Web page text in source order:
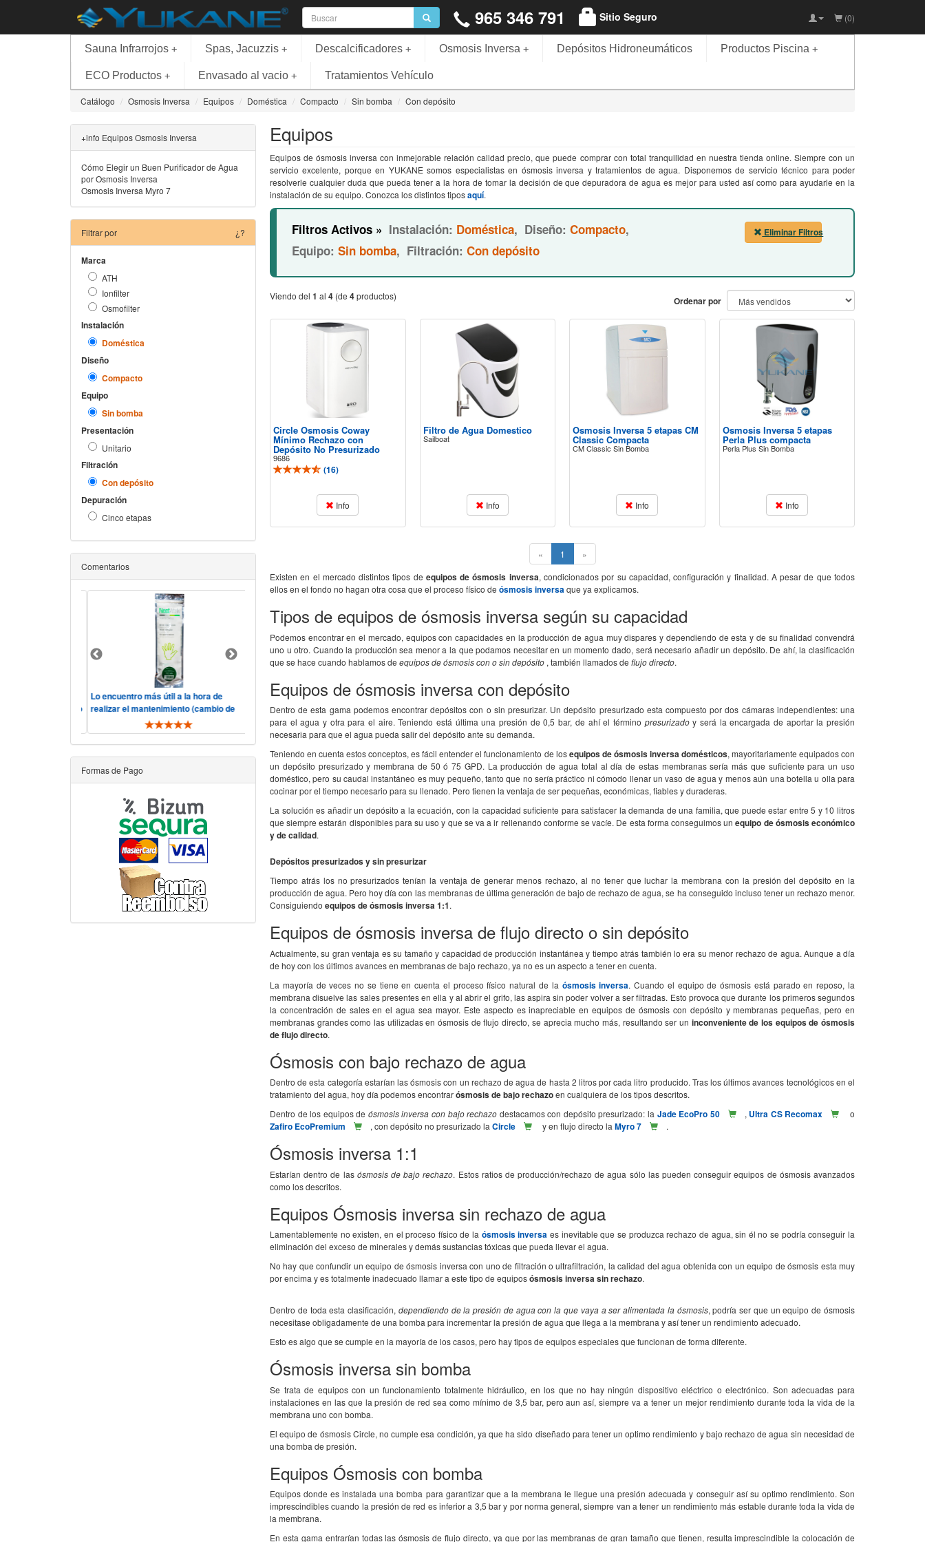
965 346 791 Sitio Seguro (0)
+
Sauna Infrarrojos +
Spas, Jacuzzis +
Descalcificadores +
Osmosis Inversa Depósitos Hidroneumáticos +
Productos Piscina
+
ECO Productos +
Envasado al vacio Tratamientos Vehículo
Catálogo Osmosis Inversa Equipos Doméstica Compacto Sin bomba Con depósito
Equipos
Equipos de ósmosis inversa con inmejorable relación calidad precio, que puede comprar con total tranquilidad en nuestra tienda online. Siempre con un
servicio excelente, porque en YUKANE somos especialistas en ósmosis inversa y tratamientos de agua. Disponemos de servicio técnico para poder
resolverle cualquier duda que pueda tener a la hora de tomar la decisión de que depuradora de agua es mejor para usted así como para ayudarle en la
instalación de su equipo. Conozca los distintos tiposaquí.
Filtros Activos » Instalación: Doméstica, Diseño: Compacto,
Equipo: Sin bomba, Filtración: Con depósito
Eliminar Filtros
Viendo del 1 al 4 (de 4productos) Ordenar por
Circle Osmosis Coway
Mínimo Rechazo con
Depósito No Presurizado
9686
(16)
Info
Filtro de Agua Domestico
Sailboat
Info
Osmosis Inversa 5 etapas CM
Classic Compacta
CM Classic Sin Bomba
Info
Osmosis Inversa 5 etapas
Perla Plus compacta
Perla Plus Sin Bomba
Info
« 1 (current)
»
Existen en el mercado distintos tipos de equipos de ósmosis inversa, condicionados por su capacidad, configuración y finalidad. A pesar de que todos
ellos en el fondo no hagan otra cosa que el proceso físico de ósmosis inversaque ya explicamos.
Tipos de equipos de ósmosis inversa según su capacidad
Podemos encontrar en el mercado, equipos con capacidades en la producción de agua muy dispares y dependiendo de esta y de su finalidad convendrá
uno u otro. Cuando la producción sea menor a la que podamos necesitar en un momento dado, será necesario añadir un depósito. De ahí, la clasificación
que se hace cuando hablamos de equipos de ósmosis con o sin depósito , también llamados de flujo directo.
Equipos de ósmosis inversa con depósito
Dentro de esta gama podemos encontrar depósitos con o sin presurizar. Un depósito presurizado esta compuesto por dos cámaras independientes: una
para el agua y otra para el aire. Teniendo está última una presión de 0,5 bar, de ahí el término presurizadoy será la encargada de aportar la presión
necesaria para que el agua pueda salir del depósito ante su demanda.
Teniendo en cuenta estos conceptos, es fácil entender el funcionamiento de losequipos de ósmosis inversa domésticos, mayoritariamente equipados con
un depósito presurizado y membrana de 50 ó 75 GPD. La producción de agua total al día de estas membranas sería más que suficiente para un uso
doméstico, pero su caudal instantáneo es muy pequeño, tanto que no sería práctico ni cómodo llenar un vaso de agua y menos aún una botella u olla para
cocinar por el tiempo necesario para su llenado. Pero tienen la ventaja de ser pequeñas, económicas, fiables y duraderas.
La solución es añadir un depósito a la ecuación, con la capacidad suficiente para satisfacer la demanda de una familia, que puede estar entre 5 y 10 litros
que siempre estarán disponibles para su uso y que se va a ir rellenando conforme se vacíe. De esta forma conseguimos unequipo de ósmosis económico
y de calidad.
Depósitos presurizados y sin presurizar
Tiempo atrás los no presurizados tenían la ventaja de generar menos rechazo, al no tener que luchar la membrana con la presión del depósito en la
producción de agua. Pero hoy día con las membranas de última generación de bajo de rechazo de agua, se ha conseguido incluso tener un rechazo menor.
Consiguiendo equipos de ósmosis inversa 1:1.
Equipos de ósmosis inversa de flujo directo o sin depósito
Actualmente, su gran ventaja es su tamaño y capacidad de producción instantánea y tiempo atrás también lo era su menor rechazo de agua. Aunque a día
de hoy con los últimos avances en membranas de bajo rechazo, ya no es un aspecto a tener en cuenta.
La mayoría de veces no se tiene en cuenta el proceso físico natural de la ósmosis inversa. Cuando el equipo de ósmosis está parado en reposo, la
membrana disuelve las sales presentes en ella y al abrir el grifo, las aspira sin poder volver a ser filtradas. Esto provoca que durante los primeros segundos
la concentración de sales en el agua sea mayor. Este aspecto es inapreciable en equipos de ósmosis con depósito y membranas pequeñas, pero en
membranas grandes como las utilizadas en ósmosis de flujo directo, se aprecia mucho más, resultando ser un inconveniente de los equipos de ósmosis
de flujo directo.
Ósmosis con bajo rechazo de agua
Dentro de esta categoría estarían las ósmosis con un rechazo de agua de hasta 2 litros por cada litro producido. Tras los últimos avances tecnológicos en el
tratamiento del agua, hoy día podemos encontrarósmosis de bajo rechazoen cualquiera de los tipos descritos.
Dentro de los equipos de ósmosis inversa con bajo rechazo destacamos con depósito presurizado: la Jade EcoPro 50 , Ultra CS Recomax o
Zafiro EcoPremium , con depósito no presurizado la Circle y en flujo directo la Myro 7 .
Ósmosis inversa 1:1
Estarían dentro de las ósmosis de bajo rechazo. Estos ratios de producción/rechazo de agua sólo las pueden conseguir equipos de ósmosis avanzados
como los descritos.
Equipos Ósmosis inversa sin rechazo de agua
Lamentablemente no existen, en el proceso físico de la ósmosis inversa es inevitable que se produzca rechazo de agua, sin él no se podría conseguir la
eliminación del exceso de minerales y demás sustancias tóxicas que pueda llevar el agua.
No hay que confundir un equipo de ósmosis inversa con uno de filtración o ultrafiltración, la calidad del agua obtenida con un equipo de ósmosis esta muy
por encima y es totalmente inadecuado llamar a este tipo de equiposósmosis inversa sin rechazo.
Dentro de toda esta clasificación, dependiendo de la presión de agua con la que vaya a ser alimentada la ósmosis, podría ser que un equipo de ósmosis
necesitase obligadamente de una bomba para incrementar la presión de agua que llega a la membrana y así tener un rendimiento adecuado.
Esto es algo que se cumple en la mayoría de los casos, pero hay tipos de equipos especiales que funcionan de forma diferente.
Ósmosis inversa sin bomba
Se trata de equipos con un funcionamiento totalmente hidráulico, en los que no hay ningún dispositivo eléctrico o electrónico. Son adecuadas para
instalaciones en las que la presión de red sea como mínimo de 3,5 bar, pero aun así, siempre va a tener un mejor rendimiento durante toda la vida de la
membrana uno con bomba.
El equipo de ósmosis Circle, no cumple esa condición, ya que ha sido diseñado para tener un optimo rendimiento y bajo rechazo de agua sin necesidad de
una bomba de presión.
Equipos Ósmosis con bomba
Equipos donde es instalada una bomba para garantizar que a la membrana le llegue una presión adecuada y conseguir así su optimo rendimiento. Son
imprescindibles cuando la presión de red es inferior a 3,5 bar y por norma general, siempre van a tener un rendimiento más estable durante toda la vida de
la membrana.
En esta gama entrarían todas las ósmosis de flujo directo, ya que por las membranas de gran tamaño que tienen, resulta imprescindible la colocación de
+info Equipos Osmosis Inversa
Cómo Elegir un Buen Purificador de Agua
por Osmosis Inversa
Osmosis Inversa Myro 7
Filtrar por ¿?
Marca
ATH
Ionfilter
Osmofilter
Instalación
Doméstica
Diseño
Compacto
Equipo
Sin bomba
Presentación
Unitario
Filtración
Con depósito
Depuración
Cinco etapas
Comentarios
Lo encuentro más útil a la hora de
realizar el mantenimiento (cambio de
filtros y membrana). De toda ..
Hola, considero que he recibido un
servicio correcto. La atención
telefónica ha sido útil con un tra ..
La ósmosis funciona MUY BIEN,
EXCELENTE. L-
o hemos mandado a analizar a unos
laboratorios y consig ..
precio... Me habían intentado vender lo
mismo por el triple d ..
Segovia donde el agua sabe mal y tiene
demasiado arsénico... y aho ..
Formas de Pago